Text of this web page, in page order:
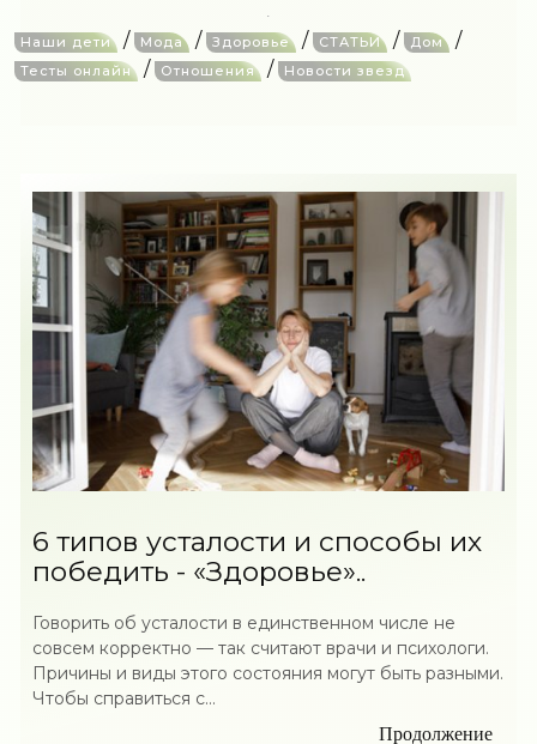
Наши дети / Мода / Здоровье / СТАТЬИ / Дом /
Тесты онлайн / Отношения / Новости звезд
6 типов усталости и способы их
победить - «Здоровье»..
Говорить об усталости в единственном числе не
совсем корректно — так считают врачи и психологи.
Причины и виды этого состояния могут быть разными.
Чтобы справиться с...
Продолжение